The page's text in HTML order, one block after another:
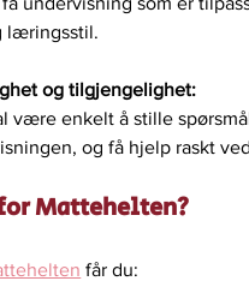
læringsstil.
og tilgjengelighet:
være enkelt å stille
og få hjelp raskt
Mattehelten?
får du: